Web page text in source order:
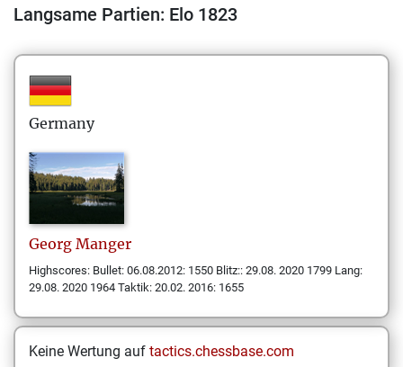
Langsame Partien: Elo 1823
Germany
Georg Manger
Highscores: Bullet: 06.08.2012: 1550 Blitz:: 29.08. 2020 1799 Lang:
29.08. 2020 1964 Taktik: 20.02. 2016: 1655
Keine Wertung auf tactics.chessbase.com